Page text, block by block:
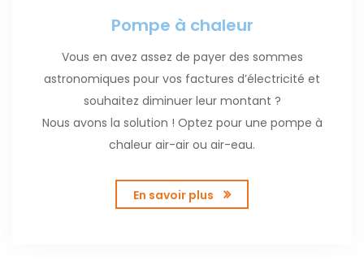
Pompe à chaleur
Vous en avez assez de payer des sommes
astronomiques pour vos factures d’électricité et
souhaitez diminuer leur montant ?
Nous avons la solution ! Optez pour une pompe à
chaleur air-air ou air-eau.
En savoir plus